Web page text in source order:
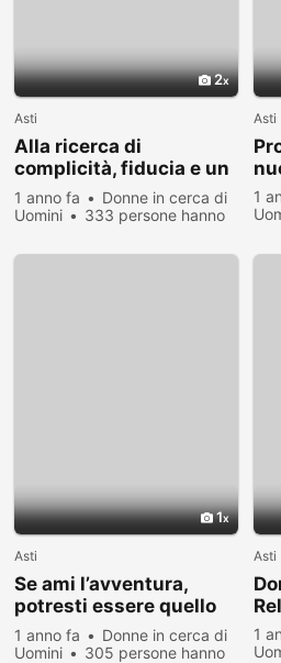
2
Asti
Alla ricerca di
complicità, fiducia e un
pizzico di follia
1 anno fa
Donne in cerca di
Uomini
333 persone hanno
Asti
1
1
Asti
Se ami l’avventura,
potresti essere quello
giusto!
1 anno fa
Donne in cerca di
Uomini
305 persone hanno
Asti
1